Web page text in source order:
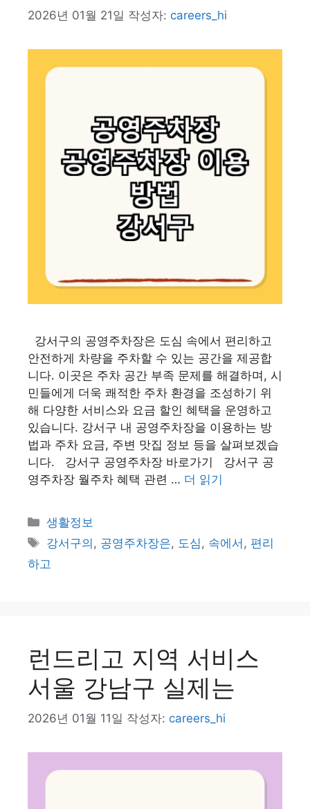
2026년 01월 21일 작성자: careers_hi
강서구의 공영주차장은 도심 속에서 편리하고
안전하게 차량을 주차할 수 있는 공간을 제공합
니다. 이곳은 주차 공간 부족 문제를 해결하며, 시
민들에게 더욱 쾌적한 주차 환경을 조성하기 위
해 다양한 서비스와 요금 할인 혜택을 운영하고
있습니다. 강서구 내 공영주차장을 이용하는 방
법과 주차 요금, 주변 맛집 정보 등을 살펴보겠습
니다. 강서구 공영주차장 바로가기 강서구 공
영주차장 월주차 혜택 관련 … 더 읽기
카
테
리
생활정보
태
그
강서구의 , 공영주차장은, 도심, 속에서 , 편리
하고
런드리고 지역 서비스
서울 강남구 실제는
2026년 01월 11일 작성자: careers_hi